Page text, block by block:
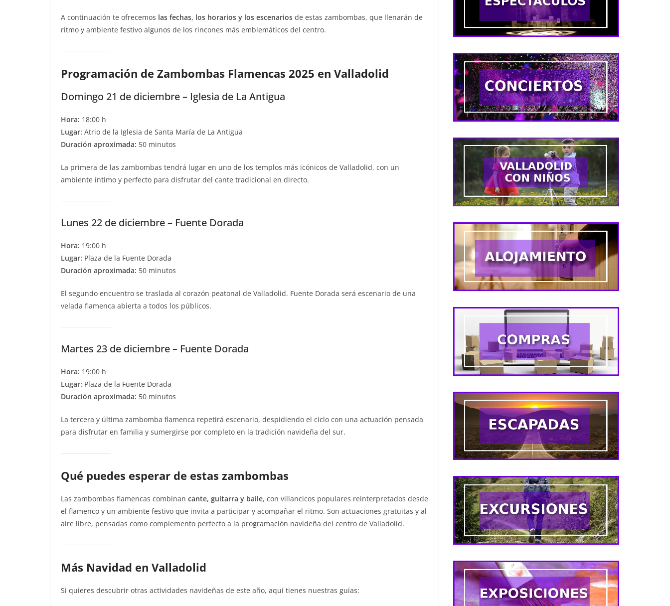
A continuación te ofrecemos las fechas, los horarios y los escenarios de estas zambombas, que llenarán de
ritmo y ambiente festivo algunos de los rincones más emblemáticos del centro.
Programación de Zambombas Flamencas 2025 en Valladolid
Domingo 21 de diciembre – Iglesia de La Antigua
Hora: 18:00 h
Lugar: Atrio de la Iglesia de Santa María de La Antigua
Duración aproximada: 50 minutos
La primera de las zambombas tendrá lugar en uno de los templos más icónicos de Valladolid, con un
ambiente íntimo y perfecto para disfrutar del cante tradicional en directo.
Lunes 22 de diciembre – Fuente Dorada
Hora: 19:00 h
Lugar: Plaza de la Fuente Dorada
Duración aproximada: 50 minutos
El segundo encuentro se traslada al corazón peatonal de Valladolid. Fuente Dorada será escenario de una
velada flamenca abierta a todos los públicos.
Martes 23 de diciembre – Fuente Dorada
Hora: 19:00 h
Lugar: Plaza de la Fuente Dorada
Duración aproximada: 50 minutos
La tercera y última zambomba flamenca repetirá escenario, despidiendo el ciclo con una actuación pensada
para disfrutar en familia y sumergirse por completo en la tradición navideña del sur.
Qué puedes esperar de estas zambombas
Las zambombas flamencas combinan cante, guitarra y baile, con villancicos populares reinterpretados desde
el flamenco y un ambiente festivo que invita a participar y acompañar el ritmo. Son actuaciones gratuitas y al
aire libre, pensadas como complemento perfecto a la programación navideña del centro de Valladolid.
Más Navidad en Valladolid
Si quieres descubrir otras actividades navideñas de este año, aquí tienes nuestras guías: